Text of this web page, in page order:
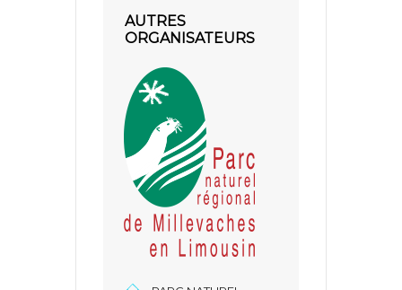
AUTRES
ORGANISATEURS